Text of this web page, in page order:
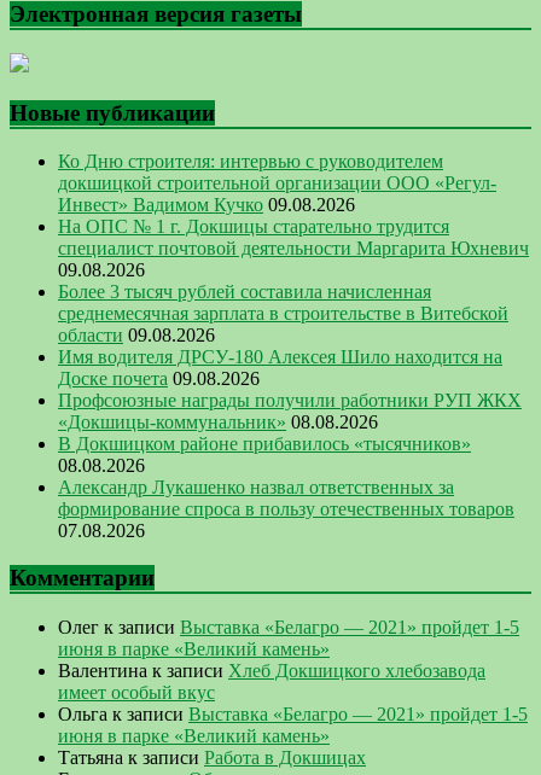
Электронная версия газеты
Новые публикации
Ко Дню строителя: интервью с руководителем
докшицкой строительной организации ООО «Регул-
Инвест» Вадимом Кучко 09.08.2026
На ОПС № 1 г. Докшицы старательно трудится
специалист почтовой деятельности Маргарита Юхневич
09.08.2026
Более 3 тысяч рублей составила начисленная
среднемесячная зарплата в строительстве в Витебской
области 09.08.2026
Имя водителя ДРСУ-180 Алексея Шило находится на
Доске почета 09.08.2026
Профсоюзные награды получили работники РУП ЖКХ
«Докшицы-коммунальник» 08.08.2026
В Докшицком районе прибавилось «тысячников»
08.08.2026
Александр Лукашенко назвал ответственных за
формирование спроса в пользу отечественных товаров
07.08.2026
Комментарии
Олег к записи Выставка «Белагро — 2021» пройдет 1-5
июня в парке «Великий камень»
Валентина к записи Хлеб Докшицкого хлебозавода
имеет особый вкус
Ольга к записи Выставка «Белагро — 2021» пройдет 1-5
июня в парке «Великий камень»
Татьяна к записи Работа в Докшицах